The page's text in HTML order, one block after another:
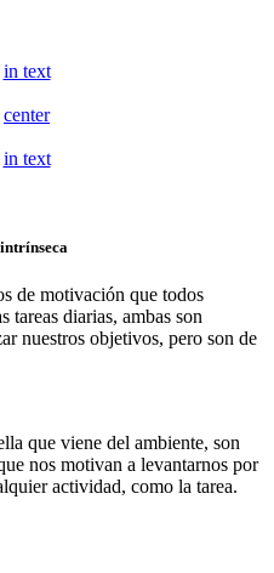
in text
center
in text
de motivación que todos
tareas diarias, ambas son
nuestros objetivos, pero son de
que viene del ambiente, son
nos motivan a levantarnos por
actividad, como la tarea.